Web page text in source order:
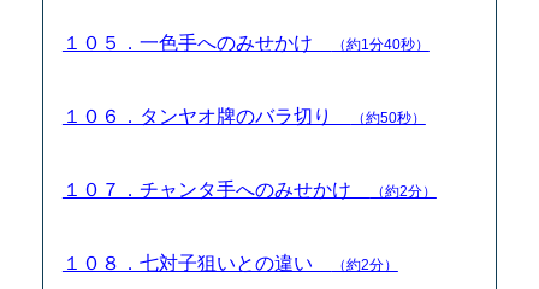
１０５．一色手へのみせかけ （約1分40秒）
１０６．タンヤオ牌のバラ切り （約50秒）
１０７．チャンタ手へのみせかけ （約2分）
１０８．七対子狙いとの違い （約2分）